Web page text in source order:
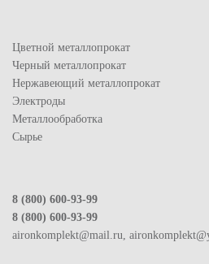
Цветной металлопрокат
Черный металлопрокат
Нержавеющий металлопрокат
Электроды
Металлообработка
Сырье
8 (800) 600-93-99
8 (800) 600-93-99
aironkomplekt@mail.ru,